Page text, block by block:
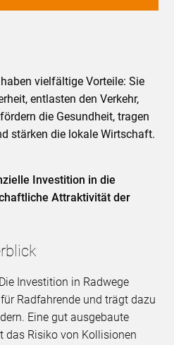
vielfältige Vorteile: Sie
entlasten den Verkehr,
die Gesundheit, tragen
stärken die lokale Wirtschaft.
Investition in die
Attraktivität der
Die Investition in Radwege
Radfahrende und trägt dazu
Eine gut ausgebaute
das Risiko von Kollisionen